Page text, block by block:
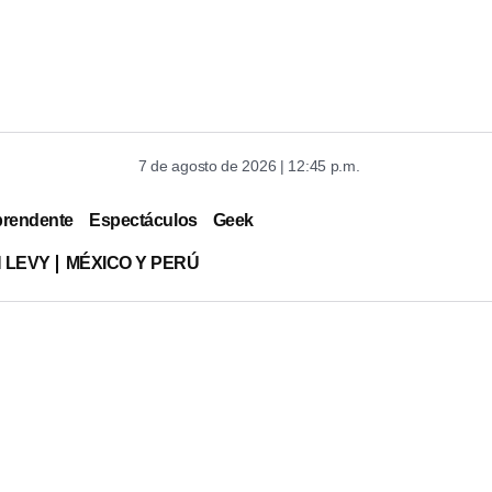
7 de agosto de 2026 | 12:45 p.m.
Espectáculos Geek
LEVY MÉXICO Y PERÚ